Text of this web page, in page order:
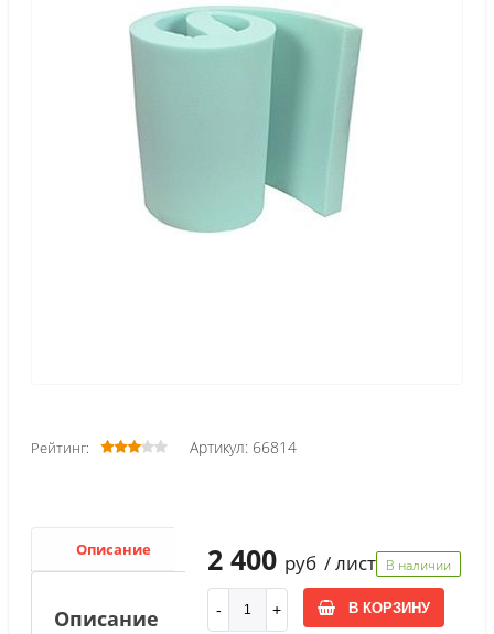
Рейтинг: Артикул: 66814
2 400 руб / лист В наличии
В КОРЗИНУ
Описание Характеристики
Описание